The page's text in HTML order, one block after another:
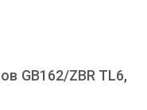
GB162/ZBR TL6,